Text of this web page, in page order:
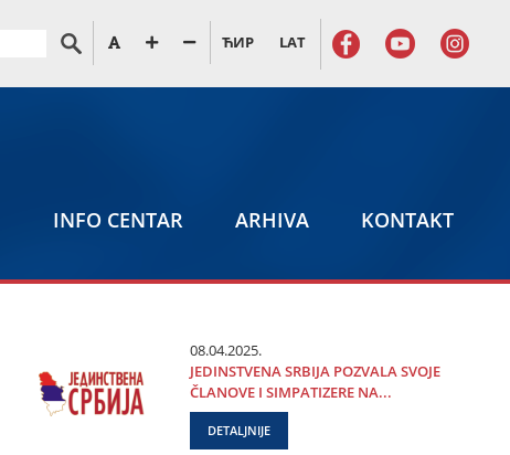
ЋИР LAT
INFO CENTAR ARHIVA KONTAKT
08.04.2025.
ЈEDINSTVENA SRBIЈA POZVALA SVOЈE
ČLANOVE I SIMPATIZERE NA...
DETALJNIJE